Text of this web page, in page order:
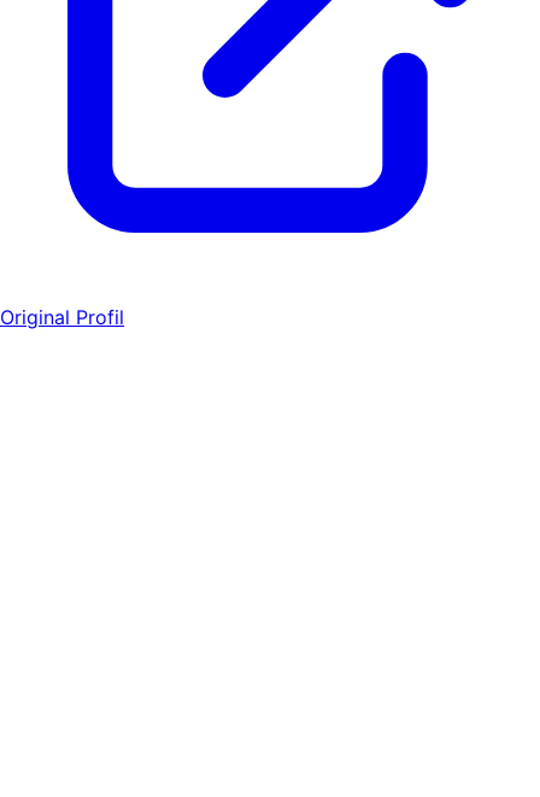
Original Profil